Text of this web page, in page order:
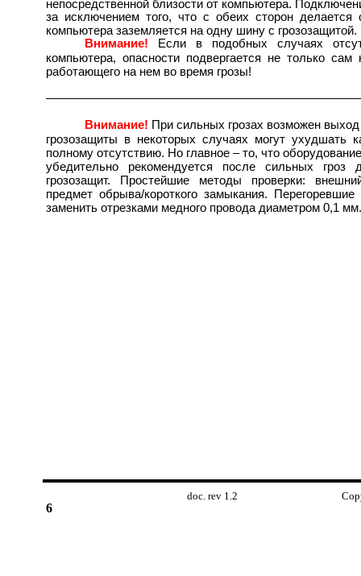
непосредственной близости от компьютера.
за исключением того, что с обеих сторон делается
компьютера заземляется на одну шину с грозозащитой.
Внимание! Если в подобных случаях
компьютера, опасности подвергается не только
работающего на нем во время грозы!
Внимание! При сильных грозах возможен
грозозащиты в некоторых случаях могут ухудшать
полному отсутствию. Но главное – то, что
убедительно рекомендуется после сильных гроз
грозозащит. Простейшие методы проверки:
предмет обрыва/короткого замыкания.
заменить отрезками медного провода диаметром 0,1 мм.
doc. rev 1.2 Copyright ©
6